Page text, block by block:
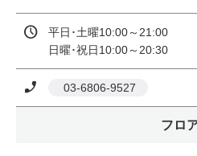
平日･土曜10:00～21:00
日曜･祝日10:00～20:30
03-6806-9527
フロ